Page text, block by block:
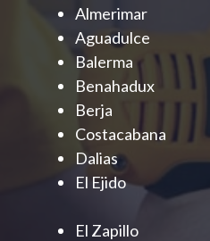
Almerimar
Aguadulce
Balerma
Benahadux
Berja
Costacabana
Dalias
El Ejido
El Zapillo